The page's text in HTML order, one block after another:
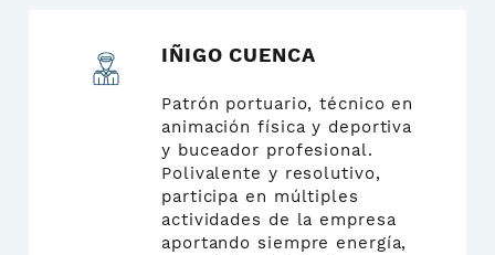
IÑIGO CUENCA
Patrón portuario, técnico en
animación física y deportiva
y buceador profesional.
Polivalente y resolutivo,
participa en múltiples
actividades de la empresa
aportando siempre energía,